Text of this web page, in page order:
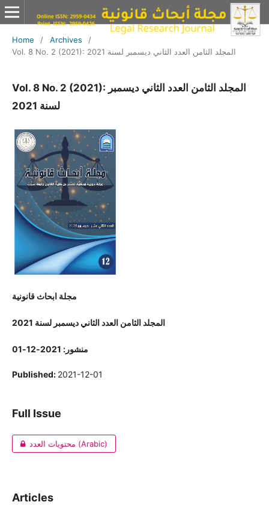
Home / Archives
/
Vol. 8 No. 2 (2021): المجلد الثامن العدد الثاني ديسمبر لسنة 2021
Vol. 8 No. 2 (2021): المجلد الثامن العدد الثاني ديسمبر
لسنة 2021
مجلة ابحاث قانونية
المجلد الثامن العدد الثاني ديسمبر لسنة 2021
منشور: 2021-12-01
Published: 2021-12-01
Full Issue
محتويات العدد (Arabic)
Articles